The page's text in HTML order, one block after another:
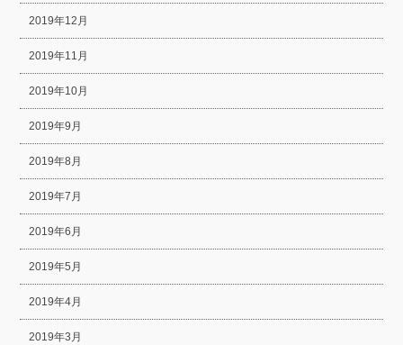
2019年12月
2019年11月
2019年10月
2019年9月
2019年8月
2019年7月
2019年6月
2019年5月
2019年4月
2019年3月